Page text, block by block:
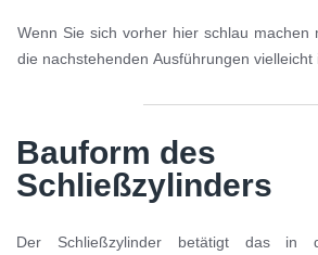
Wenn Sie sich vorher hier schlau machen
die nachstehenden Ausführungen
Bauform des
Schließzylinders
Der Schließzylinder betätigt das in